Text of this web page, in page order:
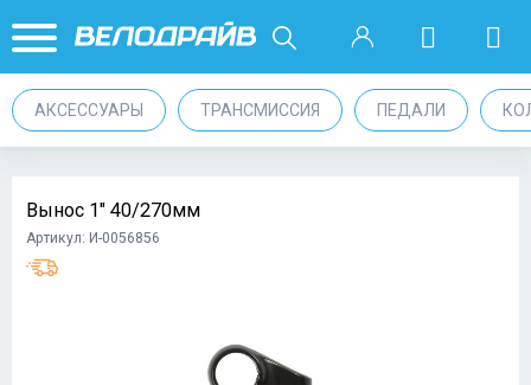
АКСЕССУАРЫ ТРАНСМИССИЯ ПЕДАЛИ
Вынос 1" 40/270мм
Артикул: И-0056856